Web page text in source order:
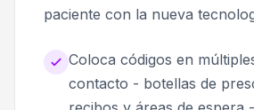
paciente con la nueva
Coloca códigos en
contacto - botellas de